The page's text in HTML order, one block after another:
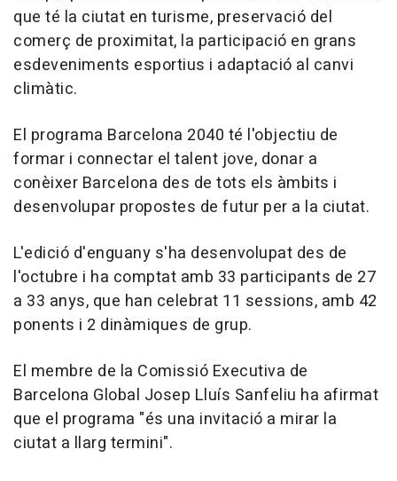
que té la ciutat en turisme, preservació del
comerç de proximitat, la participació en grans
esdeveniments esportius i adaptació al canvi
climàtic.
El programa Barcelona 2040 té l'objectiu de
formar i connectar el talent jove, donar a
conèixer Barcelona des de tots els àmbits i
desenvolupar propostes de futur per a la ciutat.
L'edició d'enguany s'ha desenvolupat des de
l'octubre i ha comptat amb 33 participants de 27
a 33 anys, que han celebrat 11 sessions, amb 42
ponents i 2 dinàmiques de grup.
El membre de la Comissió Executiva de
Barcelona Global Josep Lluís Sanfeliu ha afirmat
que el programa "és una invitació a mirar la
ciutat a llarg termini".